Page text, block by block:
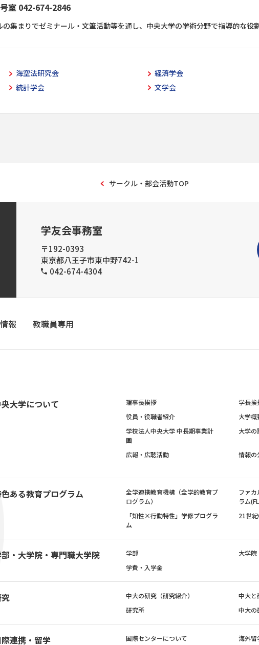
室 042-674-2846
集まりでゼミナール・文筆活動等を通し、中央大学の学術分野で指導的な役
海空法研究会
経済学会
統計学会 文学会
サークル・部会活動TOP
学友会事務室
〒192-0393
東京都八王子市東中野742-1
042-674-4304
報 教職員専用
大学について 理事長挨拶
学長挨
役員・役職者紹介
大学概
学校法人中央大学 中長期事業計
画
大学の
広報・広聴活動 情報の
ある教育プログラム
全学連携教育機構（全学的教育プ
ログラム）
ファカ
ラム
「知性×行動特性」学修プログラ
ム
21世
・大学院・専門職大学院 学部
大学院
学費・入学金
中大の研究（研究紹介）
中大と
研究所
中大の
連携・留学 国際センターについて 海外留